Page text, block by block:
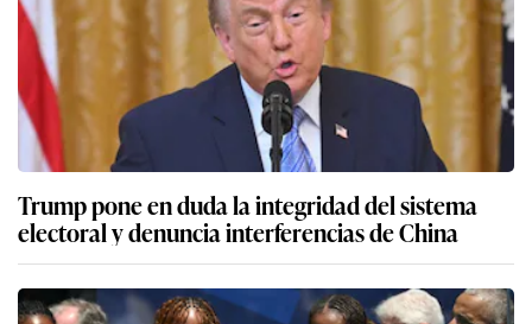
Trump pone en duda la integridad del sistema
electoral y denuncia interferencias de China